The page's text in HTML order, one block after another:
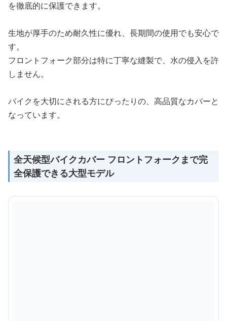
を徹底的に保護できます。
生地が厚手のため耐久性に優れ、長期間の使用でも安心で
す。
フロントフォーク部分は特に丁寧な縫製で、水の侵入を許
しません。
バイクを大切にされる方にぴったりの、高品質なカバーと
なっています。
全天候型バイクカバー フロントフォークまで完
全保護できる大型モデル